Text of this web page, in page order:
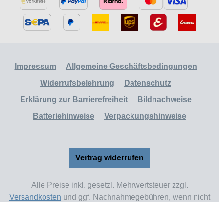
Impressum
Allgemeine Geschäftsbedingungen
Widerrufsbelehrung
Datenschutz
Erklärung zur Barrierefreiheit
Bildnachweise
Batteriehinweise
Verpackungshinweise
Vertrag widerrufen
Alle Preise inkl. gesetzl. Mehrwertsteuer zzgl.
Versandkosten und ggf. Nachnahmegebühren, wenn nicht